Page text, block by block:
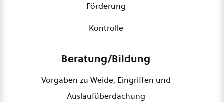
Förderung
Kontrolle
Beratung/Bildung
Vorgaben zu Weide, Eingriffen und
Auslaufüberdachung